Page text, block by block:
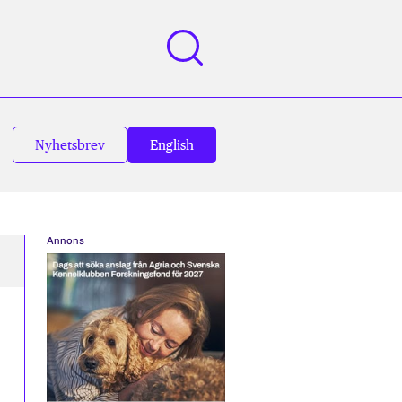
Nyhetsbrev English
Annons